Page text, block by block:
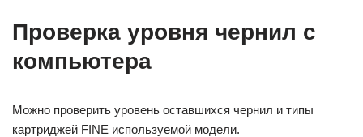
Проверка уровня чернил с
компьютера
Можно проверить уровень оставшихся чернил и типы
картриджей FINE используемой модели.